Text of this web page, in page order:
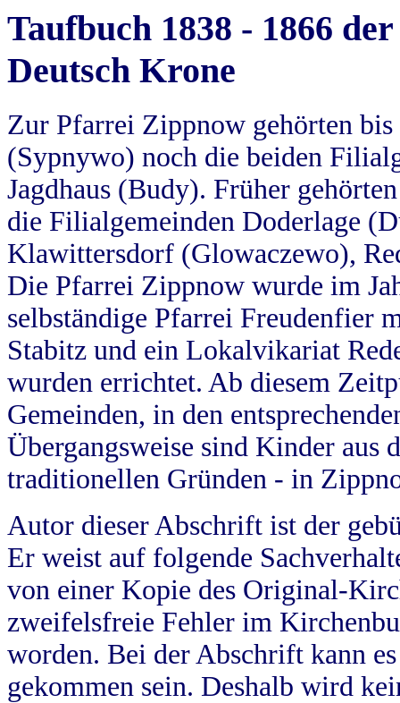
Taufbuch 1838 - 1866
Deutsch Krone
Zur Pfarrei Zippnow gehörten
(Sypnywo) noch die beiden
Jagdhaus (Budy). Früher
die Filialgemeinden Doderlage
Klawittersdorf (Glowaczewo),
Die Pfarrei Zippnow wurde im
selbständige Pfarrei Freudenfier
Stabitz und ein Lokalvikariat
wurden errichtet. Ab diesem
Gemeinden, in den
Übergangsweise sind Kinder aus
traditionellen Gründen - in
Autor dieser Abschrift ist der
Er weist auf folgende
von einer Kopie des Original-
zweifelsfreie Fehler im
worden. Bei der Abschrift kann
gekommen sein. Deshalb wird